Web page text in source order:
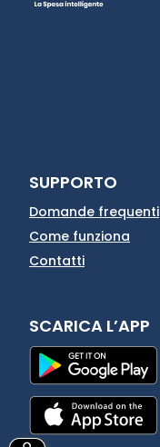
SUPPORTO
Domande frequenti
Come funziona
Contatti
SCARICA L’APP